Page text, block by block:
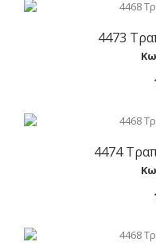
4473
4474